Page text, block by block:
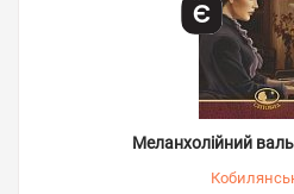
Меланхолійний